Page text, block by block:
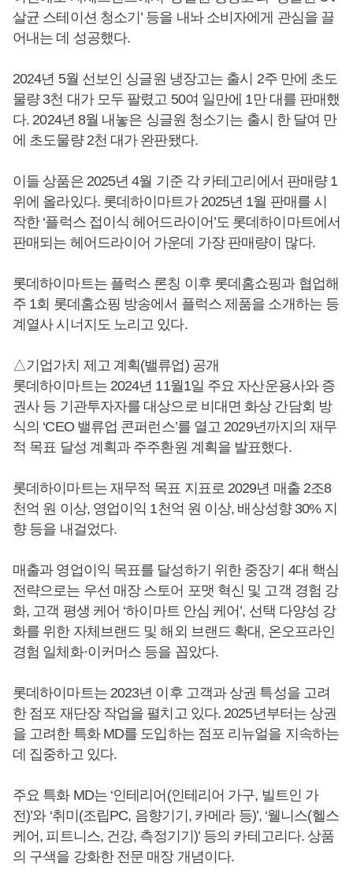
살균 스테이션 청소기’ 등을 내놔 소비자에게 관심을 끌
어내는 데 성공했다.
2024년 5월 선보인 싱글원 냉장고는 출시 2주 만에 초도
물량 3천 대가 모두 팔렸고 50여 일만에 1만 대를 판매했
다. 2024년 8월 내놓은 싱글원 청소기는 출시 한 달여 만
에 초도물량 2천 대가 완판됐다.
이들 상품은 2025년 4월 기준 각 카테고리에서 판매량 1
위에 올라있다. 롯데하이마트가 2025년 1월 판매를 시
작한 ‘플럭스 접이식 헤어드라이어’도 롯데하이마트에서
판매되는 헤어드라이어 가운데 가장 판매량이 많다.
롯데하이마트는 플럭스 론칭 이후 롯데홈쇼핑과 협업해
주 1회 롯데홈쇼핑 방송에서 플럭스 제품을 소개하는 등
계열사 시너지도 노리고 있다.
△기업가치 제고 계획(밸류업) 공개
롯데하이마트는 2024년 11월1일 주요 자산운용사와 증
권사 등 기관투자자를 대상으로 비대면 화상 간담회 방
식의 ‘CEO 밸류업 콘퍼런스’를 열고 2029년까지의 재무
적 목표 달성 계획과 주주환원 계획을 발표했다.
롯데하이마트는 재무적 목표 지표로 2029년 매출 2조8
천억 원 이상, 영업이익 1천억 원 이상, 배상성향 30% 지
향 등을 내걸었다.
매출과 영업이익 목표를 달성하기 위한 중장기 4대 핵심
전략으로는 우선 매장 스토어 포맷 혁신 및 고객 경험 강
화, 고객 평생 케어 ‘하이마트 안심 케어’, 선택 다양성 강
화를 위한 자체브랜드 및 해외 브랜드 확대, 온오프라인
경험 일체화·이커머스 등을 꼽았다.
롯데하이마트는 2023년 이후 고객과 상권 특성을 고려
한 점포 재단장 작업을 펼치고 있다. 2025년부터는 상권
을 고려한 특화 MD를 도입하는 점포 리뉴얼을 지속하는
데 집중하고 있다.
주요 특화 MD는 ‘인테리어(인테리어 가구, 빌트인 가
전)’와 ‘취미(조립PC, 음향기기, 카메라 등)’, ‘웰니스(헬스
케어, 피트니스, 건강, 측정기기)’ 등의 카테고리다. 상품
의 구색을 강화한 전문 매장 개념이다.